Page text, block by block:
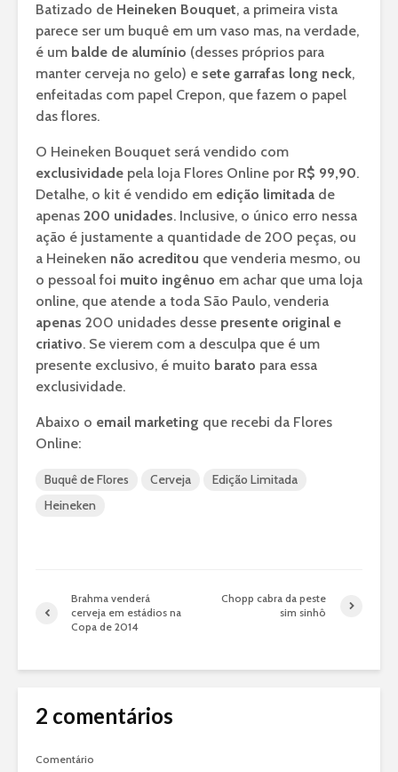
Batizado de Heineken Bouquet, a primeira vista
parece ser um buquê em um vaso mas, na verdade,
é um balde de alumínio (desses próprios para
manter cerveja no gelo) e sete garrafas long neck,
enfeitadas com papel Crepon, que fazem o papel
das flores.
O Heineken Bouquet será vendido com
exclusividade pela loja Flores Online por R$ 99,90.
Detalhe, o kit é vendido em edição limitada de
apenas 200 unidades. Inclusive, o único erro nessa
ação é justamente a quantidade de 200 peças, ou
a Heineken não acreditou que venderia mesmo, ou
o pessoal foi muito ingênuo em achar que uma loja
online, que atende a toda São Paulo, venderia
apenas 200 unidades desse presente original e
criativo. Se vierem com a desculpa que é um
presente exclusivo, é muito barato para essa
exclusividade.
Abaixo o email marketing que recebi da Flores
Online:
Buquê de Flores Cerveja
Edição Limitada
Heineken
Brahma venderá
cerveja em estádios na
Copa de 2014
Chopp cabra da peste
sim sinhô
2 comentários
Comentário